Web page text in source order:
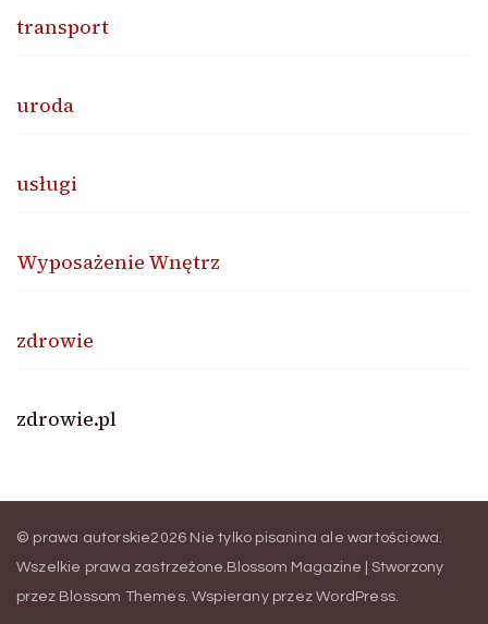
transport
uroda
usługi
Wyposażenie Wnętrz
zdrowie
zdrowie.pl
© prawa autorskie2026 Nie tylko pisanina ale wartościowa.
Wszelkie prawa zastrzeżone. Blossom Magazine | Stworzony
przez Blossom Themes. Wspierany przezWordPress.